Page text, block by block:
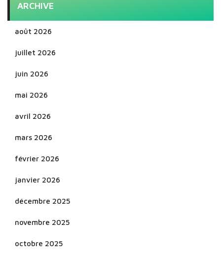
ARCHIVE
août 2026
juillet 2026
juin 2026
mai 2026
avril 2026
mars 2026
février 2026
janvier 2026
décembre 2025
novembre 2025
octobre 2025